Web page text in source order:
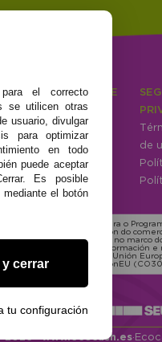
AL CLIENTE
y devoluciones
de pago
Frecuentes
de
Subvencións para o
modernización do
Fondo Tecnolóxico, no marco
recuperación, transformación e
finaciado pola Unión
NextGenerationEU
www.ecocash.es·
el correcto
se utilicen otras
usuario, divulgar
para optimizar
en todo
puede aceptar
Es posible
el botón
cerrar
tu configuración